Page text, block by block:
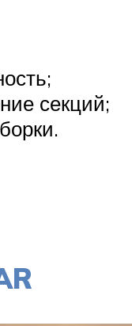
секций;